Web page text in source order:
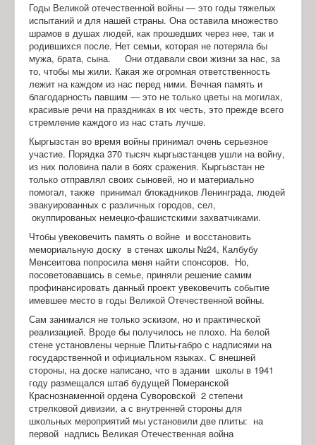
Годы Великой отечественной войны — это годы тяжелых
испытаний и для нашей страны. Она оставила множество
шрамов в душах людей, как прошедших через нее, так и
родившихся после. Нет семьи, которая не потеряла бы
мужа, брата, сына. Они отдавали свои жизни за нас, за
то, чтобы мы жили. Какая же огромная ответственность
лежит на каждом из нас перед ними. Вечная память и
благодарность павшим — это не только цветы на могилах,
красивые речи на праздниках в их честь, это прежде всего
стремление каждого из нас стать лучше.
Кыргызстан во время войны принимал очень серьезное
участие. Порядка 370 тысяч кыргызстанцев ушли на войну,
из них половина пали в боях сражения. Кыргызстан не
только отправлял своих сыновей, но и материально
помогал, также принимал блокадников Ленинграда, людей
эвакуированных с различных городов, сел,
окуппированых немецко-фашистскими захватчиками.
Чтобы увековечить память о войне и восстановить
мемориальную доску в стенах школы №24, Калбубу
Менсеитова попросила меня найти спонсоров. Но,
посоветовавшись в семье, приняли решение самим
профинансировать данный проект увековечить событие
имевшее место в годы Великой Отечественной войны.
Сам занимался не только эскизом, но и практической
реализацией. Вроде бы получилось не плохо. На белой
стене установлены черные Плиты-габро с надписями на
государственной и официальном языках. С внешней
стороны, на доске написано, что в здании школы в 1941
году размещался штаб будущей Померанской
Краснознаменной ордена Суворовской 2 степени
стрелковой дивизии, а с внутренней стороны для
школьных мероприятий мы установили две плиты: на
первой надпись Великая Отечественная война